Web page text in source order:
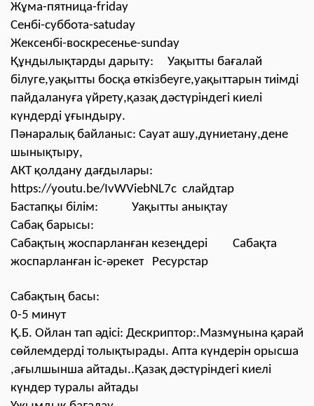
Жұма-пятница-friday
Сенбі-суббота-satuday
Жексенбі-воскресенье-sunday
Құндылықтарды дарыту: Уақытты бағалай
білуге,уақытты босқа өткізбеуге,уақыттарын тиімді
пайдалануға үйрету,қазақ дәстүріндегі киелі
күндерді ұғындыру.
Пәнаралық байланыс: Сауат ашу,дүниетану,дене
шынықтыру,
АКТ қолдану дағдылары:
https://youtu.be/IvWViebNL7c слайдтар
Бастапқы білім: Уақытты анықтау
Сабақ барысы:
Сабақтың жоспарланған кезеңдері Сабақта
жоспарланған іс-әрекет Ресурстар
Сабақтың басы:
0-5 минут
Қ.Б. Ойлан тап әдісі: Дескриптор:.Мазмұнына қарай
сөйлемдерді толықтырады. Апта күндерін орысша
,ағылшынша айтады..Қазақ дәстүріндегі киелі
күндер туралы айтады